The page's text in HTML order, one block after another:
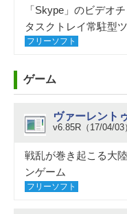
「Skype」のビデオ
タスクトレイ常駐型
フリーソフト
ゲーム
ヴァーレント
v6.85R（17/04/03
戦乱が巻き起こる大
ンゲーム
フリーソフト